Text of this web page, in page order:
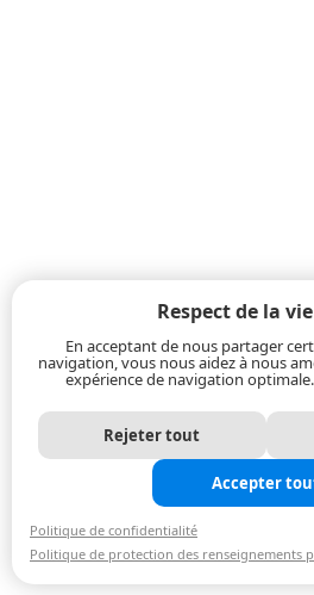
Respect de la
En acceptant de nous partager
navigation, vous nous aidez à nous
expérience de navigation
Rejeter tout
Accepter
Politique de confidentialité
Politique de protection des renseignements